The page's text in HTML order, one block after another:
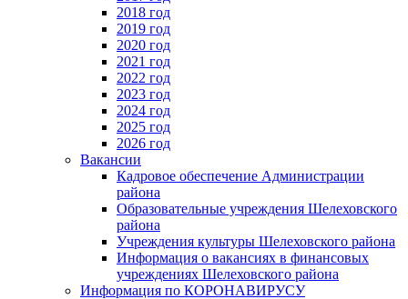
2018 год
2019 год
2020 год
2021 год
2022 год
2023 год
2024 год
2025 год
2026 год
Вакансии
Кадровое обеспечение Администрации
района
Образовательные учреждения Шелеховского
района
Учреждения культуры Шелеховского района
Информация о вакансиях в финансовых
учреждениях Шелеховского района
Информация по КОРОНАВИРУСУ